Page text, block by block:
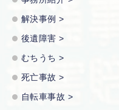
解決事例 >
後遺障害 >
むちうち >
死亡事故 >
自転車事故 >